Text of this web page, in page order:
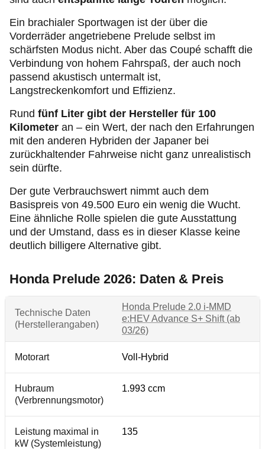
Ein brachialer Sportwagen ist der über die
Vorderräder angetriebene Prelude selbst im
schärfsten Modus nicht. Aber das Coupé schafft die
Verbindung von hohem Fahrspaß, der auch noch
passend akustisch untermalt ist,
Langstreckenkomfort und Effizienz.
Rund fünf Liter gibt der Hersteller für 100
Kilometer an – ein Wert, der nach den Erfahrungen
mit den anderen Hybriden der Japaner bei
zurückhaltender Fahrweise nicht ganz unrealistisch
sein dürfte.
Der gute Verbrauchswert nimmt auch dem
Basispreis von 49.500 Euro ein wenig die Wucht.
Eine ähnliche Rolle spielen die gute Ausstattung
und der Umstand, dass es in dieser Klasse keine
deutlich billigere Alternative gibt.
Honda Prelude 2026: Daten & Preis
Technische Daten
(Herstellerangaben)
Honda Prelude 2.0 i-MMD
e:HEV Advance S+ Shift (ab
03/26)
Motorart Voll-Hybrid
Hubraum
(Verbrennungsmotor)
1.993 ccm
Leistung maximal in
kW (Systemleistung)
135